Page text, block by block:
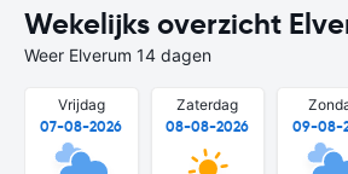
Wekelijks overzicht
Weer Elverum 14 dagen
Vrijdag
07-08-2026
Zaterdag
08-08-2026
09-08-